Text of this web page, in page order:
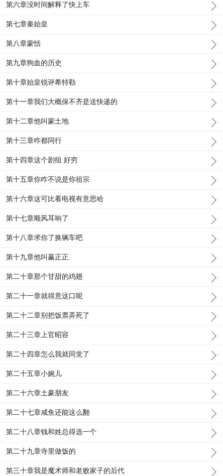
第六章没时间解释了快上车
第七章秦始皇
第八章蒙恬
第九章狗血的历史
第十章始皇锐评希特勒
第十一章我们大概保不齐是送快递的
第十二章他叫蒙土地
第十三章咋都同行
第十四章这个剧组 好穷
第十五章你咋不说是你祖宗
第十六章这可比看电视有意思哈
第十七章顺风耳响了
第十八章求你了换辆车吧
第十九章他叫赢正正
第二十章那个甘甜的鸡翅
第二十一章就得意这口呢
第二十二章别把饭票弄死了
第二十三章上官昭容
第二十四章怎么我就同党了
第二十五章小婉儿
第二十六章土豪朋友
第二十七章咸鱼还能这么翻
第二十八章钱和姓总得选一个
第二十九章寺里做饭的
第三十章我是魔术师和老败家子的后代